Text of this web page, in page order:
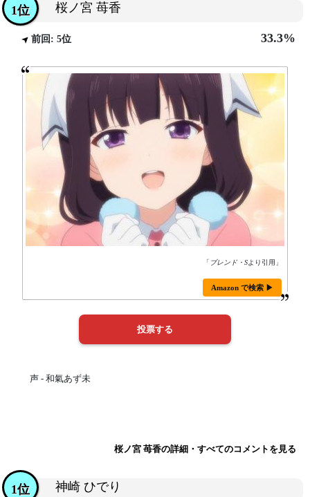
桜ノ宮 苺香
1位
前回: 5位 33.3%
「 ブレンド・Sより引用」
Amazon で検索 ▶
声 - 和氣あず未
桜ノ宮 苺香の詳細・すべてのコメントを見る
神崎 ひでり
1位